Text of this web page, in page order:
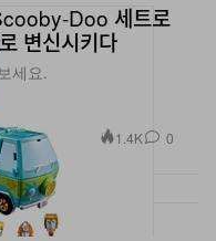
Doo 세트로
변신시키다
세요.
1.4K 0